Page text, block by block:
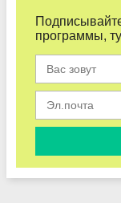
программы,